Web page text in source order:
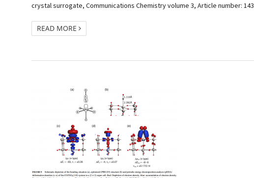
crystal surrogate, Communications Chemistry volume 3, Article number: 143
READ MORE